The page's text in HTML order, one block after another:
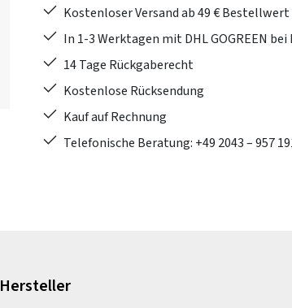
Kostenloser Versand ab 49 €
In 1-3 Werktagen mit DHL GOGREEN bei
14 Tage Rückgaberecht
Kostenlose Rücksendung
Kauf auf Rechnung
Telefonische Beratung: +49 2043 – 957
Hersteller